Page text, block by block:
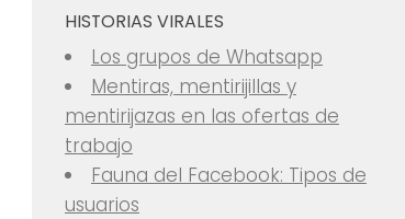
HISTORIAS VIRALES
Los grupos de Whatsapp
Mentiras, mentirijillas y
mentirijazas en las ofertas de
trabajo
Fauna del Facebook: Tipos de
usuarios